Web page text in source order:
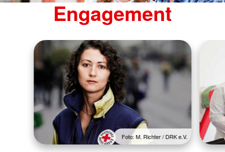
Engagement
Foto: M. Richter / DRK e.V.